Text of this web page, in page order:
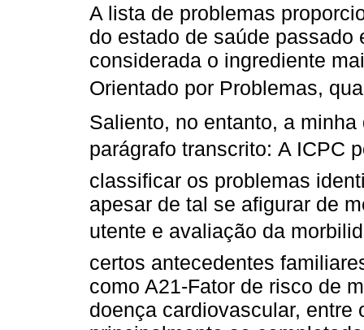
A lista de problemas
do estado de saúde passado
considerada o ingrediente
Orientado por Problemas,
Saliento, no entanto, a
parágrafo transcrito: A ICPC
classificar os problemas
apesar de tal se afigurar de
utente e avaliação da
certos antecedentes
como A21-Fator de risco de
doença cardiovascular, entre